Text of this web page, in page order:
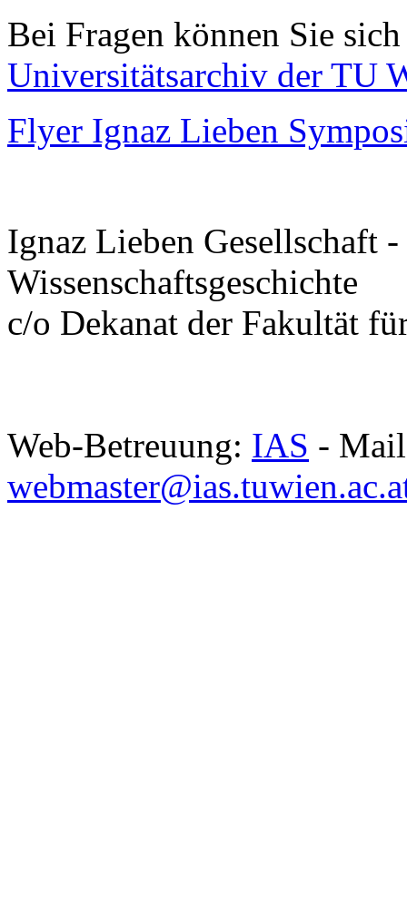
Bei Fragen können Sie
Universitätsarchiv der TU
Flyer Ignaz Lieben
Ignaz Lieben Gesellschaft
Wissenschaftsgeschichte
c/o Dekanat der Fakultät
Web-Betreuung: IAS - Mail